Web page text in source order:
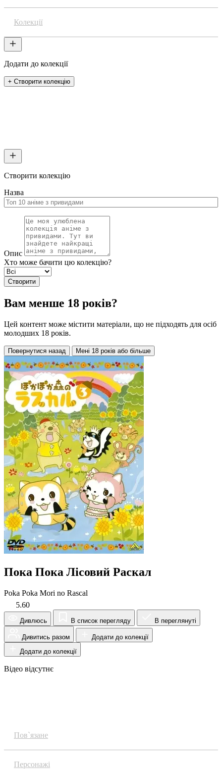
Колекції
Додати до колекції
+ Створити колекцію
Створити колекцію
Назва
Опис
Хто може бачити цю колекцію?
Створити
Вам менше 18 років?
Цей контент може містити матеріали, що не підходять для осіб
молодших 18 років.
Повернутися назад Мені 18 років або більше
Пока Пока Лісовий Раскал
Poka Poka Mori no Rascal
5.60
Дивлюсь В список перегляду В переглянуті
Дивитись разом
Додати до колекції
Додати до колекції
Відео відсутнє
Пов`язане
Персонажі